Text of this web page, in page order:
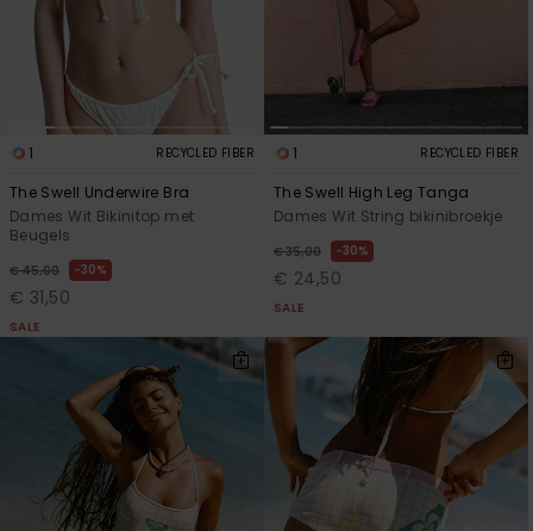
1 RECYCLED FIBER
The Swell Underwire Bra
Dames Wit Bikinitop met
Beugels
€ 45,00 30%
€ 31,50
SALE
1 RECYCLED FIBER
The Swell High Leg Tanga
Dames Wit String bikinibroekje
€ 35,00 30%
€ 24,50
SALE